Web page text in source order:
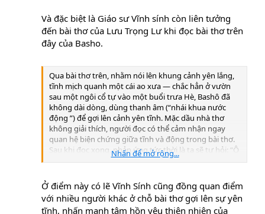
Và đặc biệt là Giáo sư Vĩnh sính còn liên tưởng
đến bài thơ của Lưu Trọng Lư khi đọc bài thơ trên
đây của Basho.
Qua bài thơ trên, nhằm nói lên khung cảnh yên lắng,
tĩnh mịch quanh một cái ao xưa — chắc hẳn ở vườn
sau một ngôi cổ tự vào một buổi trưa Hè, Bashô đã
không dài dòng, dùng thanh âm (“nhái khua nước
động ”) để gợi lên cảnh yên tĩnh. Mặc dầu nhà thơ
không giải thích, người đọc có thể cảm nhận ngay
quan hệ biện chứng giữa tĩnh và động trong bài thơ.
Sau khi đọc xong, phản ứng tức thời là ta sẽ tự hỏi: “Ô
kìa! Cảnh sắc tứ bề sao yên tĩnh quá, yên tĩnh đến nỗi
nhảy xuống ao!” Tiếng nước khua ở đây cũng như hồi
chuông chiêu mộ, hay một câu công án tối nghĩa ai đó
đọc lên để đánh thức ngộ tính của con người.
Nhấn để mở rộng...
Ở điểm này có lẽ Vĩnh Sính cũng đồng quan điểm
với nhiều người khác ở chỗ bài thơ gợi lên sự yên
tĩnh, nhấn mạnh tâm hồn yêu thiên nhiên của